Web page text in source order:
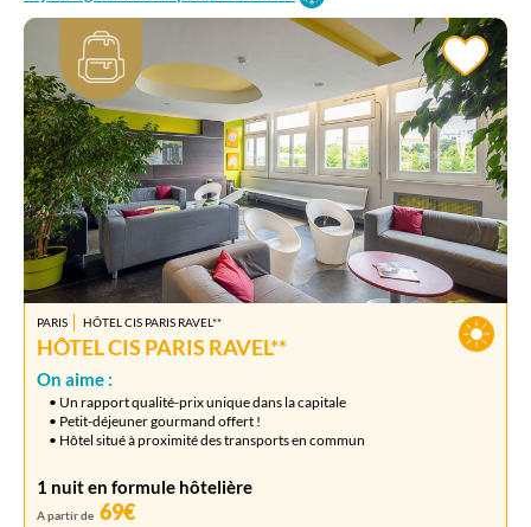
PARIS HÔTEL CIS PARIS RAVEL**
HÔTEL CIS PARIS RAVEL**
On aime :
• Un rapport qualité-prix unique dans la capitale
• Petit-déjeuner gourmand offert !
• Hôtel situé à proximité des transports en commun
1 nuit en formule hôtelière
A partir de 69€